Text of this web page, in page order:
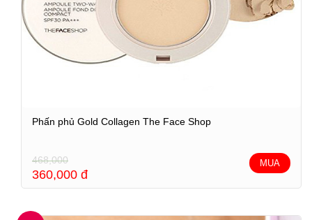
Phấn phủ Gold Collagen The Face Shop
468,000
360,000 đ
MUA